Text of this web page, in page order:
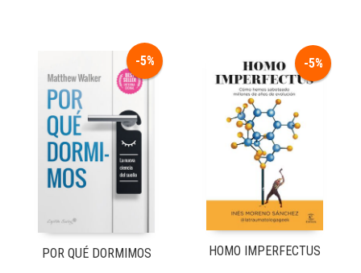
-5%
POR QUÉ DORMIMOS
-5%
HOMO IMPERFECTUS